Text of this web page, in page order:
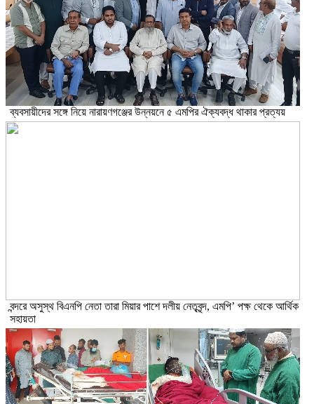
ব্যবসায়ীদের সঙ্গে নিয়ে নারায়ণগঞ্জের উন্নয়নে ৫ এমপির ঐক্যবদ্ধ থাকার প্রত্যয়
বন্দরে অসুস্থ বিএনপি নেতা তারা মিয়ার পাশে দলীয় নেতৃবৃন্দ, এমপি’ পক্ষ থেকে আর্থিক
সহায়তা